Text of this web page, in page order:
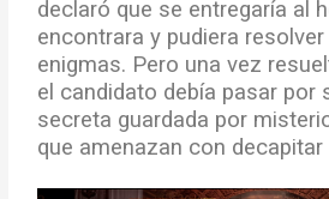
declaró que se entregaría al
encontrara y pudiera
enigmas. Pero una vez
el candidato debía pasar por
secreta guardada por
que amenazan con decapitar